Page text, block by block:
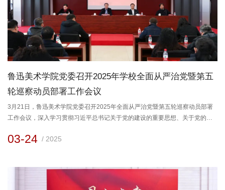
鲁迅美术学院党委召开2025年学校全面从严治党暨第五
轮巡察动员部署工作会议
3月21日，鲁迅美术学院党委召开2025年全面从严治党暨第五轮巡察动员部署
工作会议，深入学习贯彻习近平总书记关于党的建设的重要思想、关于党的自
九次全会和省纪委十三届五次全会精神，总结2024年学校全面从严治党工作，
03-24 / 2025